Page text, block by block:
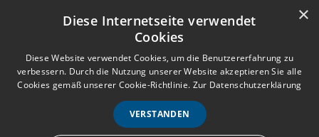
Anmelden Registrieren
e
n
ü
Wir lassen nur die Hand los,
×
Diese Internetseite verwendet
Cookies
Diese Website verwendet Cookies, um die Benutzererfahrung zu
verbessern. Durch die Nutzung unserer Website akzeptieren Sie alle
Cookies gemäß unserer Cookie-Richtlinie. Zur Datenschutzerklärung
VERSTANDEN